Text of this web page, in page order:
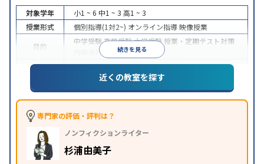
続きを見る
対象学年 小1 ~ 6 中1 ~ 3 高1 ~ 3
授業形式
個別指導(1対2~) オンライン指導映像授業
目的
中学受験高校受験大学受験 授業・定期テスト対策
内申点対策
学習習慣の定着
成績保証制度あり授業の振替可能オンライン対応
1科目から受講可能季節講習のみの受講可
※2023年3月調査。小学校高学年の個別指導塾アンケート調査方法を参
近くの教室を探す
専門家の評価・評判は？
ノンフィクションライター
杉浦由美子